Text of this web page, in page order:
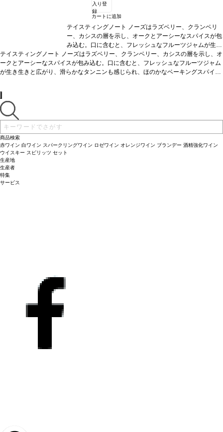
入り登
録
カートに追加
テイスティングノート ノーズはラズベリー、クランベリ
ー、カシスの層を示し、オークとアーシーなスパイスが包
み込む。口に含むと、フレッシュなフルーツジャムが生き
生きと広がり、滑らかなタンニンも感じられ、ほのかなベ
ーキングスパイスを伴う。5-10年は素晴らしく展開する逸
品。合う料理サーモン、キャロットサラダなどと好相性
テイスティングノート ノーズはラズベリー、クランベリー、カシスの層を示し、オ
ークとアーシーなスパイスが包み込む。口に含むと、フレッシュなフルーツジャム
が生き生きと広がり、滑らかなタンニンも感じられ、ほのかなベーキングスパイス
ダなどと好相性
ヴィンテージが在庫切れの場合、在庫があり価格が同様の場合は自動的に次のヴィ
ンテージに変更されます、ご了承ください。
商品検索
赤ワイン 白ワイン スパークリングワイン ロゼワイン オレンジワイン ブランデー 酒精強化ワイン
ウイスキー スピリッツ セット
生産地
生産者
特集
サービス